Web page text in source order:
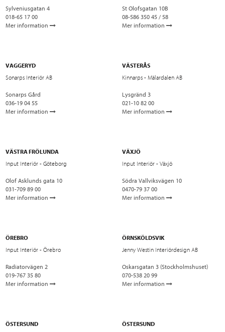
Sylveniusgatan 4
018-65 17 00
Mer information
St Olofsgatan 10B
08-586 350 45 / 58
Mer information
VAGGERYD
Sonarps Interiör AB
Sonarps Gård
036-19 04 55
Mer information
VÄSTERÅS
Kinnarps - Mälardalen AB
Lysgränd 3
021-10 82 00
Mer information
VÄSTRA FRÖLUNDA
Input Interiör - Göteborg
Olof Asklunds gata 10
031-709 89 00
Mer information
VÄXJÖ
Input Interiör - Växjö
Södra Vallviksvägen 10
0470-79 37 00
Mer information
ÖREBRO
Input Interiör - Örebro
Radiatorvägen 2
019-767 35 80
Mer information
ÖRNSKÖLDSVIK
Jenny Westin Interiördesign AB
Oskarsgatan 3 (Stockholmshuset)
070-538 20 99
Mer information
ÖSTERSUND
ÖSTERSUND